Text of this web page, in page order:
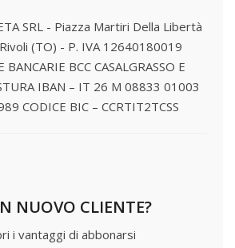
SRL - Piazza Martiri Della Libertà
(TO) - P. IVA 12640180019
BANCARIE BCC CASALGRASSO E
IBAN – IT 26 M 08833 01003
CODICE BIC – CCRTIT2TCSS
NUOVO CLIENTE?
i vantaggi di abbonarsi